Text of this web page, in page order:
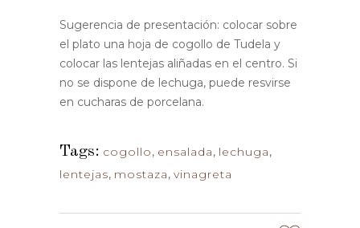
Sugerencia de presentación: colocar sobre
el plato una hoja de cogollo de Tudela y
colocar las lentejas aliñadas en el centro. Si
no se dispone de lechuga, puede resvirse
en cucharas de porcelana.
Tags: cogollo, ensalada, lechuga,
lentejas, mostaza, vinagreta